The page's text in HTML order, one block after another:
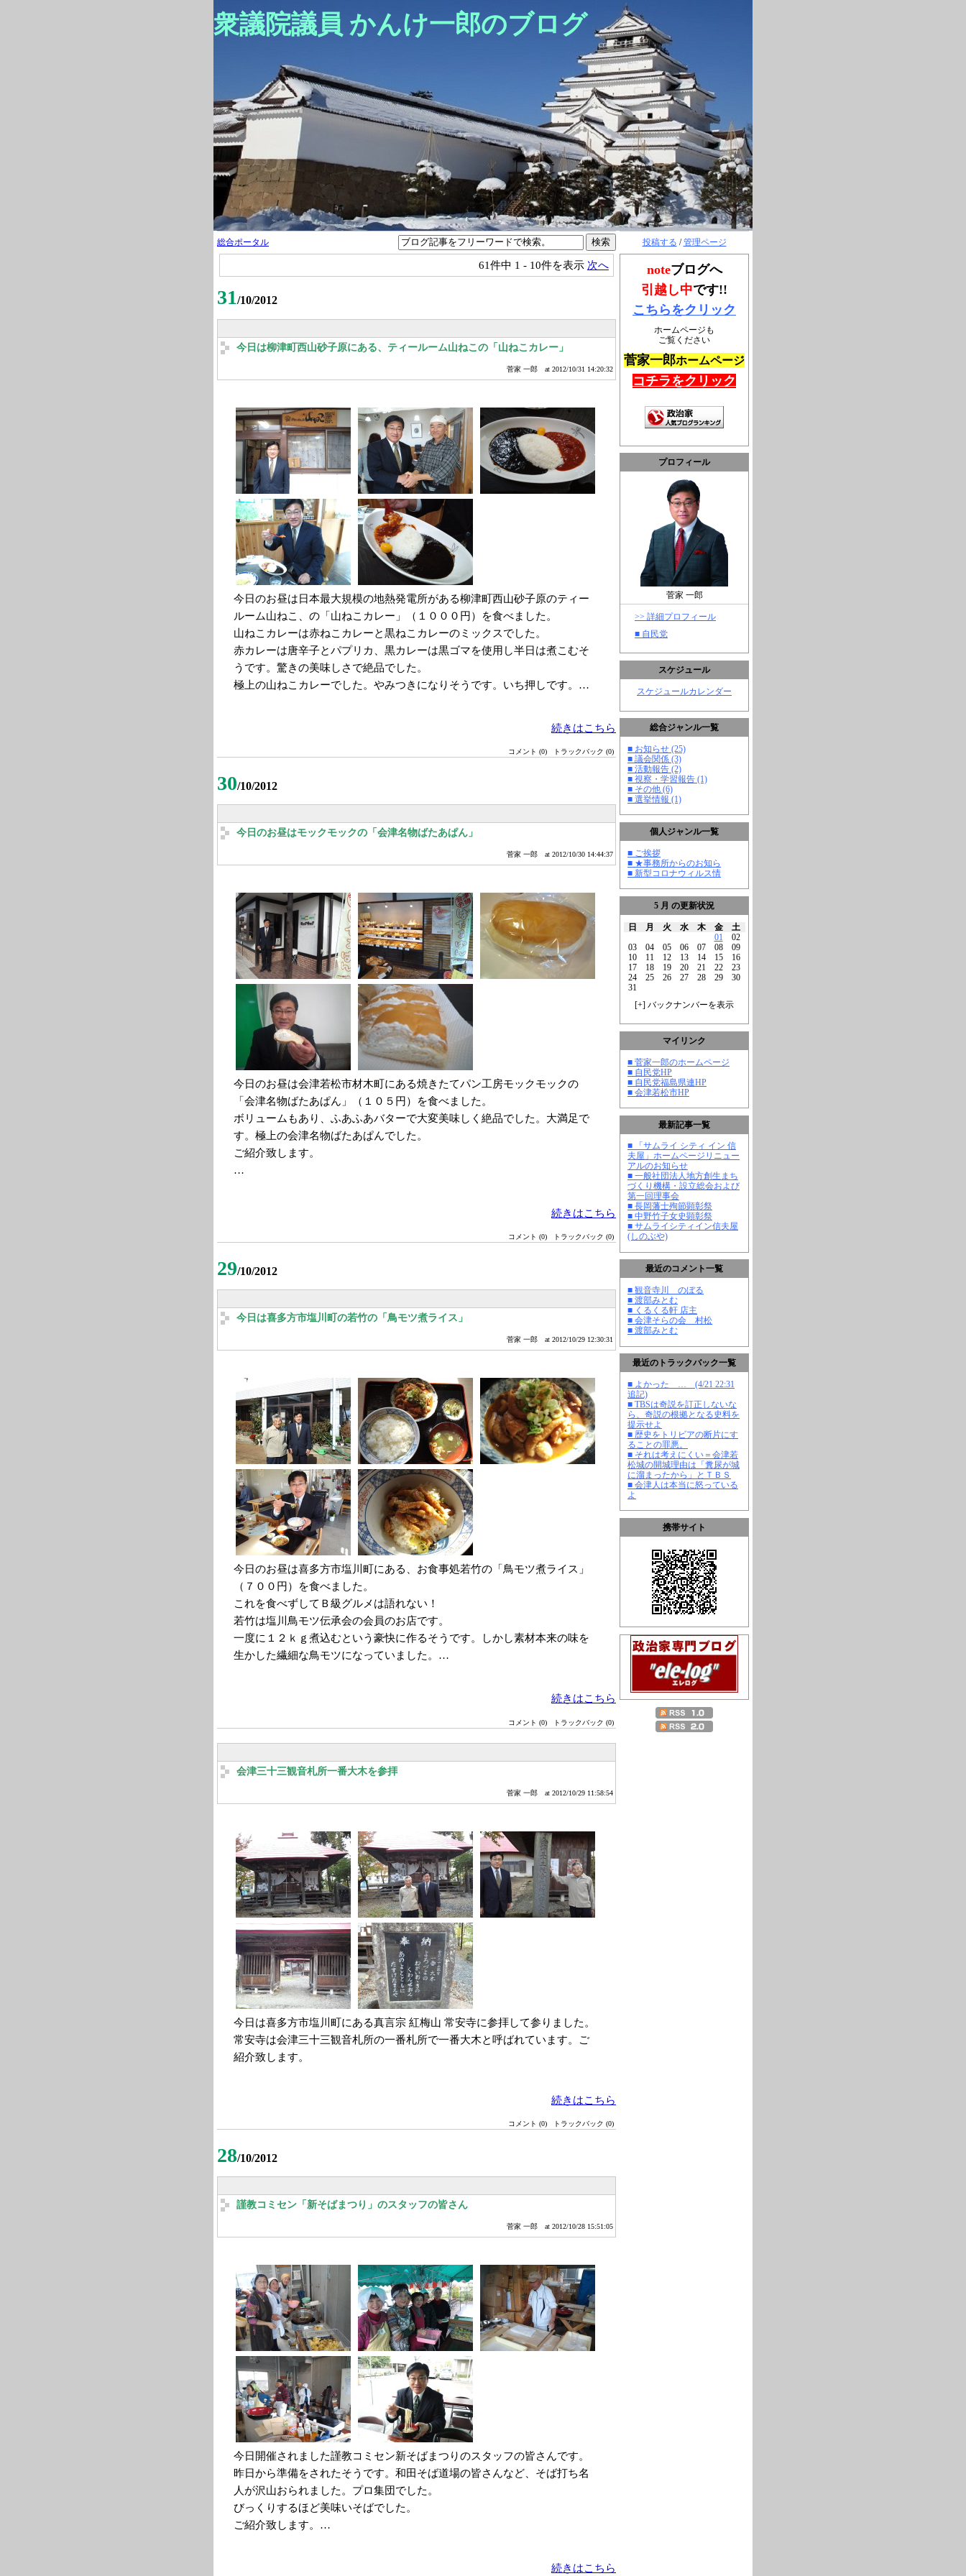
衆議院議員 かんけ一郎のブログ
投稿する /管理ページ
noteブログへ
引越し中です!!
こちらをクリック
ホームページも
ご覧ください
菅家一郎ホームページ
コチラをクリック
プロフィール
菅家 一郎
>> 詳細プロフィール
■ 自民党
スケジュール
スケジュールカレンダー
総合ジャンル一覧
■ お知らせ (25)
■ 議会関係 (3)
■ 活動報告 (2)
■ 視察・学習報告 (1)
■ その他 (6)
■ 選挙情報 (1)
個人ジャンル一覧
■ ご挨拶
■ ★事務所からのお知ら
■ 新型コロナウィルス情
5 月 の更新状況
日 月 火 水 木 金
土
01
02
03
04 05 06 07 08
09
10
11 12 13 14 15
16
17
18 19 20 21 22
23
24
25 26 27 28 29
30
31
[+] バックナンバーを表示
マイリンク
■ 菅家一郎のホームページ
■ 自民党HP
■ 自民党福島県連HP
■ 会津若松市HP
最新記事一覧
■ 「サムライ シティ イン 信
夫屋」ホームページリニュー
アルのお知らせ
■ 一般社団法人地方創生まち
づくり機構・設立総会および
第一回理事会
■ 長岡藩士殉節顕彰祭
■ 中野竹子女史顕彰祭
■ サムライシティイン信夫屋
(しのぶや)
最近のコメント一覧
■ 観音寺川 のぼる
■ 渡部みとむ
■ くるくる軒 店主
■ 会津そらの会 村松
■ 渡部みとむ
最近のトラックバック一覧
■ よかった … (4/21 22:31
追記)
■ TBSは奇説を訂正しないな
ら、奇説の根拠となる史料を
提示せよ
■ 歴史をトリビアの断片にす
ることの罪悪。
■ それは考えにくい＝会津若
松城の開城理由は「糞尿が城
に溜まったから」とＴＢＳ
■ 会津人は本当に怒っている
よ
携帯サイト
総合ポータル
61件中 1 - 10件を表示 次へ
31/10/2012
今日は柳津町西山砂子原にある、ティールーム山ねこの「山ねこカレー」
菅家 一郎 at 2012/10/31 14:20:32
今日のお昼は日本最大規模の地熱発電所がある柳津町西山砂子原のティー
ルーム山ねこ、の「山ねこカレー」（１０００円）を食べました。
山ねこカレーは赤ねこカレーと黒ねこカレーのミックスでした。
赤カレーは唐辛子とパプリカ、黒カレーは黒ゴマを使用し半日は煮こむそ
うです。驚きの美味しさで絶品でした。
極上の山ねこカレーでした。やみつきになりそうです。いち押しです。…
続きはこちら
コメント (0) トラックバック (0)
30/10/2012
今日のお昼はモックモックの「会津名物ばたあぱん」
菅家 一郎 at 2012/10/30 14:44:37
今日のお昼は会津若松市材木町にある焼きたてパン工房モックモックの
「会津名物ばたあぱん」（１０５円）を食べました。
ボリュームもあり、ふあふあバターで大変美味しく絶品でした。大満足で
す。極上の会津名物ばたあぱんでした。
ご紹介致します。
…
続きはこちら
コメント (0) トラックバック (0)
29/10/2012
今日は喜多方市塩川町の若竹の「鳥モツ煮ライス」
菅家 一郎 at 2012/10/29 12:30:31
今日のお昼は喜多方市塩川町にある、お食事処若竹の「鳥モツ煮ライス」
（７００円）を食べました。
これを食べずしてＢ級グルメは語れない！
若竹は塩川鳥モツ伝承会の会員のお店です。
一度に１２ｋｇ煮込むという豪快に作るそうです。しかし素材本来の味を
生かした繊細な鳥モツになっていました。…
続きはこちら
コメント (0) トラックバック (0)
会津三十三観音札所一番大木を参拝
菅家 一郎 at 2012/10/29 11:58:54
今日は喜多方市塩川町にある真言宗 紅梅山 常安寺に参拝して参りました。
常安寺は会津三十三観音札所の一番札所で一番大木と呼ばれています。ご
紹介致します。
続きはこちら
コメント (0) トラックバック (0)
28/10/2012
謹教コミセン「新そばまつり」のスタッフの皆さん
菅家 一郎 at 2012/10/28 15:51:05
今日開催されました謹教コミセン新そばまつりのスタッフの皆さんです。
昨日から準備をされたそうです。和田そば道場の皆さんなど、そば打ち名
人が沢山おられました。プロ集団でした。
びっくりするほど美味いそばでした。
ご紹介致します。…
続きはこちら